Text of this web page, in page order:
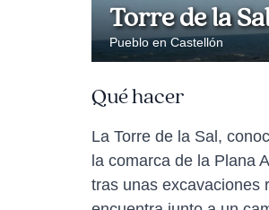
Torre de la
Pueblo en Castellón
Qué hacer
La Torre de la Sal,
la comarca de la Plana
tras unas excavaciones